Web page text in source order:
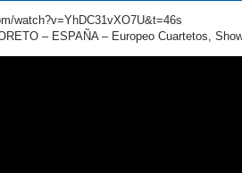
watch?v=YhDC31vXO7U&t=46s
– ESPAÑA – Europeo Cuartetos,